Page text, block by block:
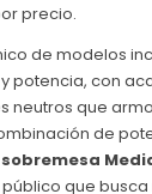
precio.
de modelos
potencia, con
neutros que
de
que